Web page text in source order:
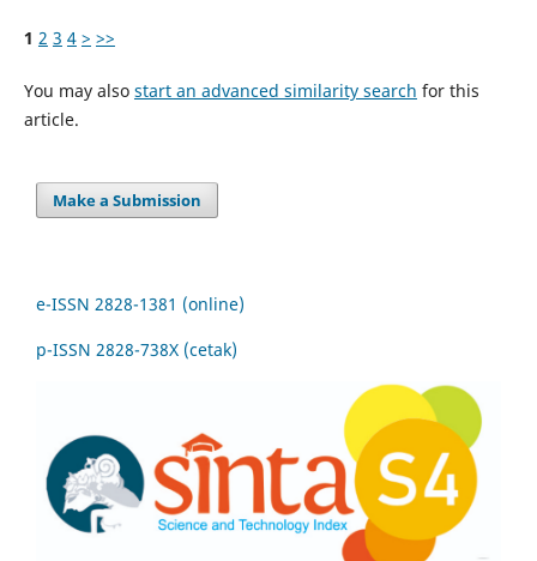
1 2 3 4 > >>
You may also start an advanced similarity search for this
article.
Make a Submission
e-ISSN 2828-1381 (online)
p-ISSN 2828-738X (cetak)